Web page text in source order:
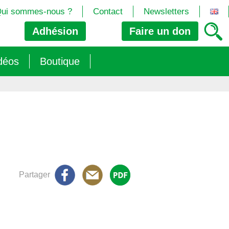
Adhésion Faire un don
sommes-nous ? Contact Newsletters
26)
» s’imposent aux législateurs européens ?
Boutique
Partager